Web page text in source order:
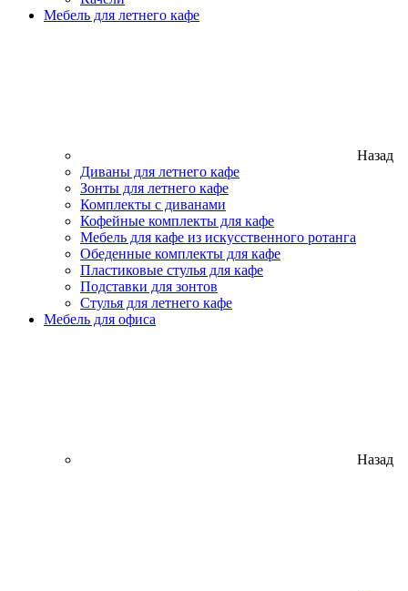
Мебель для летнего кафе
Назад
Диваны для летнего кафе
Зонты для летнего кафе
Комплекты с диванами
Кофейные комплекты для кафе
Мебель для кафе из искусственного ротанга
Обеденные комплекты для кафе
Пластиковые стулья для кафе
Подставки для зонтов
Стулья для летнего кафе
Мебель для офиса
Назад